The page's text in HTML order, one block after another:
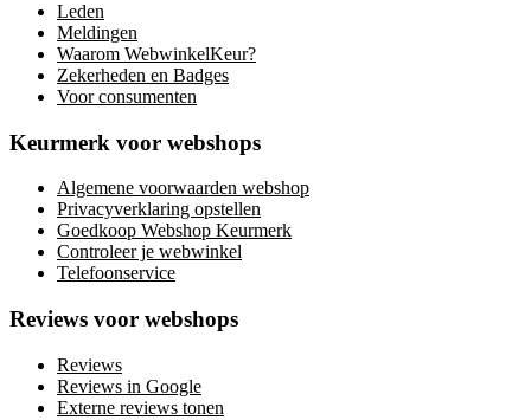
Leden
Meldingen
Waarom WebwinkelKeur?
Zekerheden en Badges
Voor consumenten
Keurmerk voor webshops
Algemene voorwaarden webshop
Privacyverklaring opstellen
Goedkoop Webshop Keurmerk
Controleer je webwinkel
Telefoonservice
Reviews voor webshops
Reviews
Reviews in Google
Externe reviews tonen